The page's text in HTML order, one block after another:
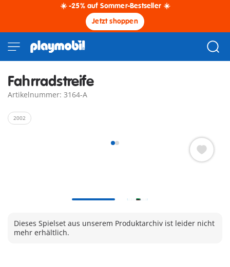
☀️ -25% auf Sommer-Bestseller ☀️
Jetzt shoppen
Fahrradstreife
Artikelnummer: 3164-A
2002
Dieses Spielset aus unserem Produktarchiv ist leider nicht
mehr erhältlich.